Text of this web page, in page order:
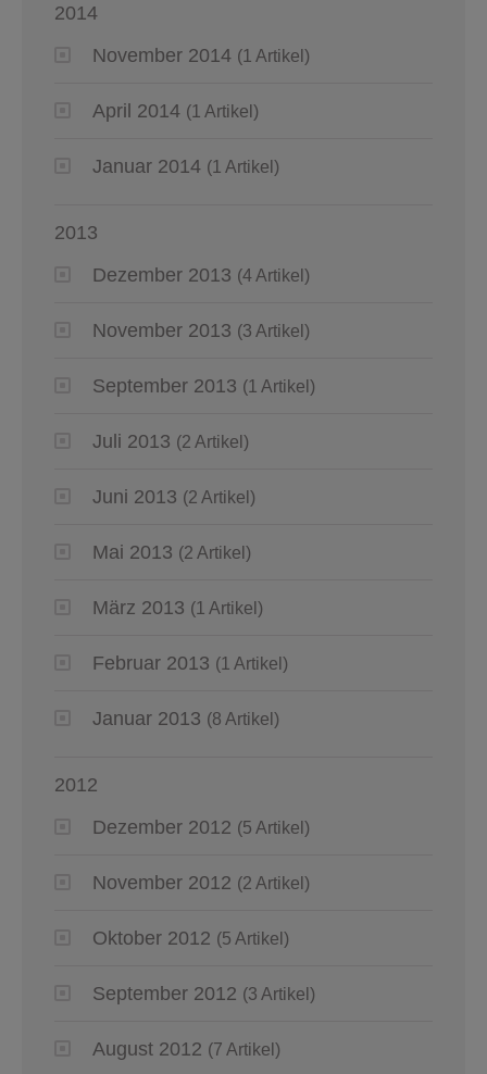
2014
November 2014 (1 Artikel)
April 2014 (1 Artikel)
Januar 2014 (1 Artikel)
2013
Dezember 2013 (4 Artikel)
November 2013 (3 Artikel)
September 2013 (1 Artikel)
Juli 2013 (2 Artikel)
Juni 2013 (2 Artikel)
Mai 2013 (2 Artikel)
März 2013 (1 Artikel)
Februar 2013 (1 Artikel)
Januar 2013 (8 Artikel)
2012
Dezember 2012 (5 Artikel)
November 2012 (2 Artikel)
Oktober 2012 (5 Artikel)
September 2012 (3 Artikel)
August 2012 (7 Artikel)